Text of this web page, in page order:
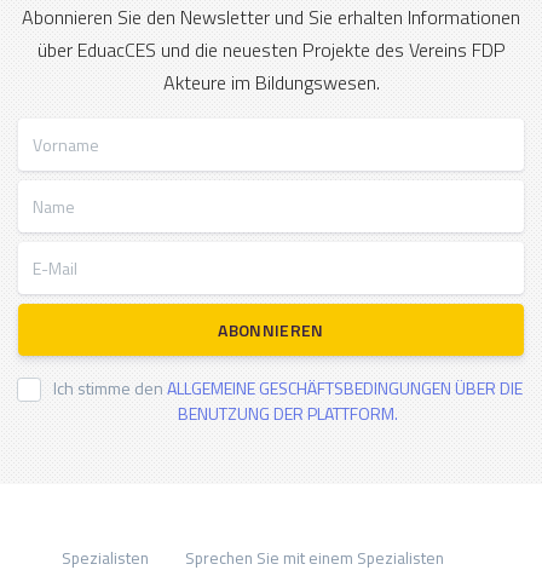
Abonnieren Sie den Newsletter und Sie erhalten Informationen
über EduacCES und die neuesten Projekte des Vereins FDP
Akteure im Bildungswesen.
ABONNIEREN
Ich stimme denALLGEMEINE GESCHÄFTSBEDINGUNGEN ÜBER DIE
BENUTZUNG DER PLATTFORM.
Spezialisten Sprechen Sie mit einem Spezialisten